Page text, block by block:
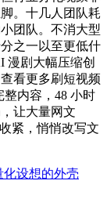
。十几人团队耗
团队。不消大型
之一以至更低什
漫剧大幅压缩创
看更多刷短视频
内容，48 小时
让大量网文
紧，悄悄改写文
化设想的外壳